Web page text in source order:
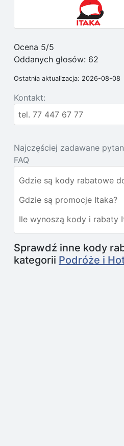
Ocena 5/5
Oddanych głosów: 62
Ostatnia aktualizacja: 2026-08-08
Kontakt:
tel. 77 447 67 77
Najczęściej zadawane
FAQ
Gdzie są kody rabatowe
Gdzie są promocje Itaka?
Ile wynoszą kody i rabaty
Sprawdź inne kody
kategorii Podróże i